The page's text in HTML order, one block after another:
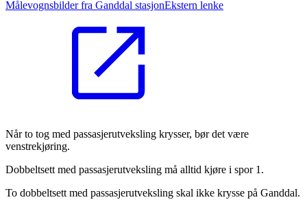
Målevognsbilder fra Ganddal stasjonEkstern lenke
Når to tog med passasjerutveksling krysser, bør det være
venstrekjøring.
Dobbeltsett med passasjerutveksling må alltid kjøre i spor 1.
To dobbeltsett med passasjerutveksling skal ikke krysse på Ganddal.